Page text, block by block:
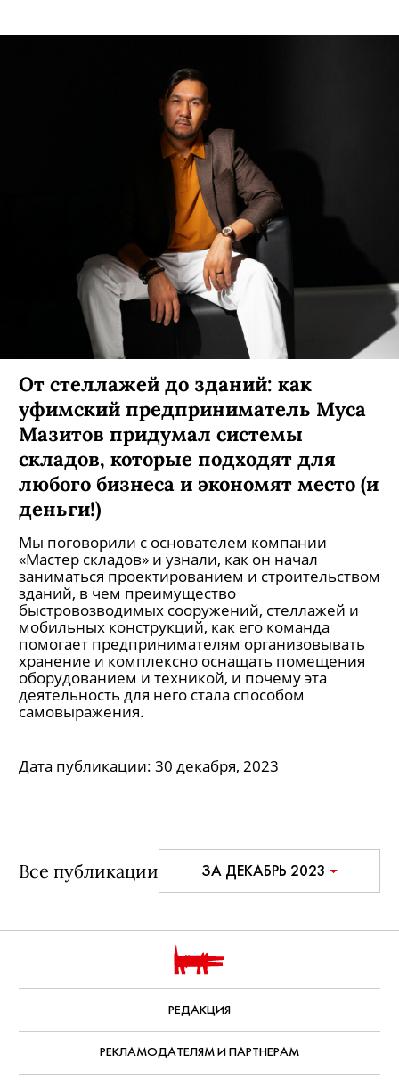
От стеллажей до зданий: как
уфимский предприниматель Муса
Мазитов придумал системы
складов, которые подходят для
любого бизнеса и экономят место (и
деньги!)
Мы поговорили с основателем компании
«Мастер складов» и узнали, как он начал
заниматься проектированием и строительством
зданий, в чем преимущество
быстровозводимых сооружений, стеллажей и
мобильных конструкций, как его команда
помогает предпринимателям организовывать
хранение и комплексно оснащать помещения
оборудованием и техникой, и почему эта
деятельность для него стала способом
самовыражения.
Дата публикации: 30 декабря, 2023
Все публикации ЗА ДЕКАБРЬ 2023
РЕДАКЦИЯ
РЕКЛАМОДАТЕЛЯМ И ПАРТНЕРАМ